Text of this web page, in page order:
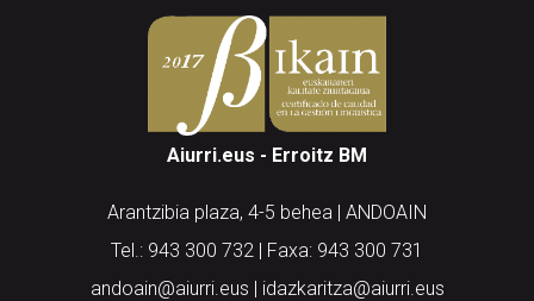
Aiurri.eus - Erroitz BM
Arantzibia plaza, 4-5 behea | ANDOAIN
Tel.: 943 300 732 | Faxa: 943 300 731
andoain@aiurri.eus | idazkaritza@aiurri.eus